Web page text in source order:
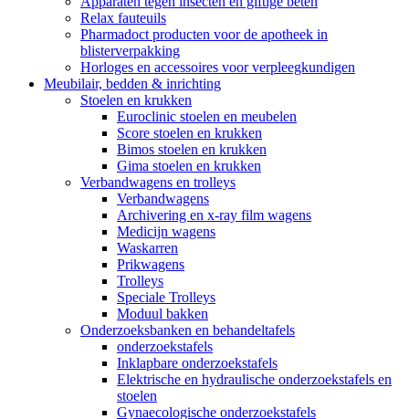
Relax fauteuils
Pharmadoct producten voor de apotheek in
blisterverpakking
Horloges en accessoires voor verpleegkundigen
Meubilair, bedden & inrichting
Stoelen en krukken
Euroclinic stoelen en meubelen
Score stoelen en krukken
Bimos stoelen en krukken
Gima stoelen en krukken
Verbandwagens en trolleys
Verbandwagens
Archivering en x-ray film wagens
Medicijn wagens
Waskarren
Prikwagens
Trolleys
Speciale Trolleys
Moduul bakken
Onderzoeksbanken en behandeltafels
onderzoekstafels
Inklapbare onderzoekstafels
Elektrische en hydraulische onderzoekstafels en
stoelen
Gynaecologische onderzoekstafels